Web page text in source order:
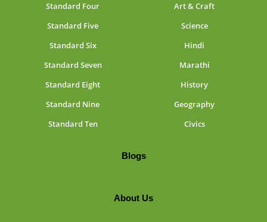
Standard Four
Standard Five
Standard Six
Standard Seven
Standard Eight
Standard Nine
Standard Ten
Art & Craft
Science
Hindi
Marathi
History
Geography
Civics
Blogs
About Us